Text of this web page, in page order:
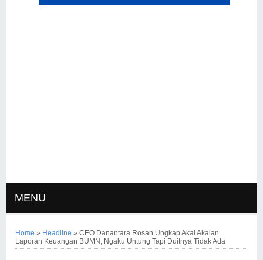
MENU
Home » Headline »CEO Danantara Rosan Ungkap Akal Akalan
Laporan Keuangan BUMN, Ngaku Untung Tapi Duitnya Tidak Ada